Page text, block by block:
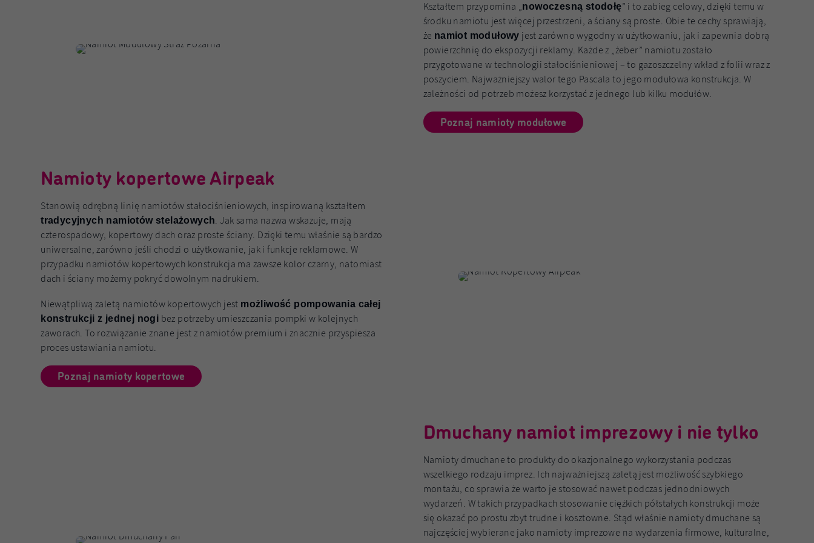
Kształtem przypomina „nowoczesną stodołę” i to zabieg celowy, dzięki temu w
środku namiotu jest więcej przestrzeni, a ściany są proste. Obie te cechy sprawiają,
że namiot modułowy jest zarówno wygodny w użytkowaniu, jak i zapewnia dobrą
powierzchnię do ekspozycji reklamy. Każde z „żeber” namiotu zostało
przygotowane w technologii stałociśnieniowej – to gazoszczelny wkład z folii wraz z
poszyciem. Najważniejszy walor tego Pascala to jego modułowa konstrukcja. W
zależności od potrzeb możesz korzystać z jednego lub kilku modułów.
Poznaj namioty modułowe
Namioty kopertowe Airpeak
Stanowią odrębną linię namiotów stałociśnieniowych, inspirowaną kształtem
tradycyjnych namiotów stelażowych. Jak sama nazwa wskazuje, mają
czterospadowy, kopertowy dach oraz proste ściany. Dzięki temu właśnie są bardzo
uniwersalne, zarówno jeśli chodzi o użytkowanie, jak i funkcje reklamowe. W
przypadku namiotów kopertowych konstrukcja ma zawsze kolor czarny, natomiast
dach i ściany możemy pokryć dowolnym nadrukiem.
Niewątpliwą zaletą namiotów kopertowych jest możliwość pompowania całej
konstrukcji z jednej nogi bez potrzeby umieszczania pompki w kolejnych
zaworach. To rozwiązanie znane jest z namiotów premium i znacznie przyspiesza
proces ustawiania namiotu.
Poznaj namioty kopertowe
Dmuchany namiot imprezowy i nie tylko
Namioty dmuchane to produkty do okazjonalnego wykorzystania podczas
wszelkiego rodzaju imprez. Ich najważniejszą zaletą jest możliwość szybkiego
montażu, co sprawia że warto je stosować nawet podczas jednodniowych
wydarzeń. W takich przypadkach stosowanie ciężkich półstałych konstrukcji może
się okazać po prostu zbyt trudne i kosztowne. Stąd właśnie namioty dmuchane są
najczęściej wybierane jako namioty imprezowe na wydarzenia firmowe, kulturalne,